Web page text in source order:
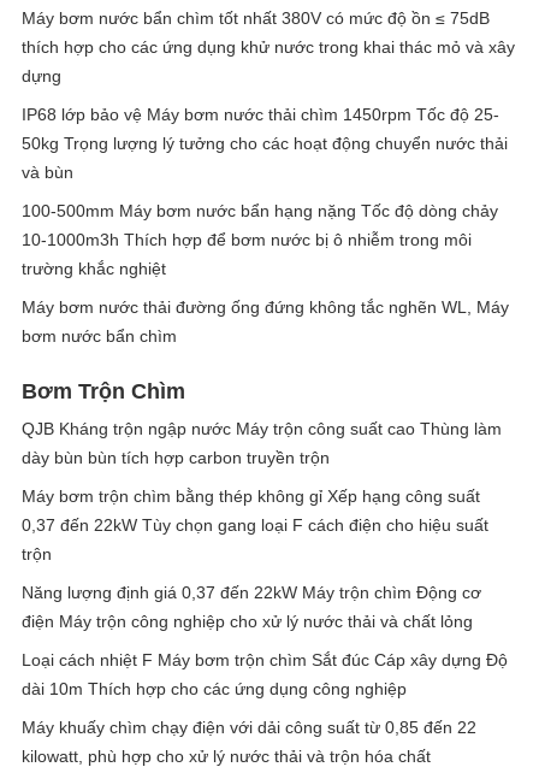
Máy bơm nước bẩn chìm tốt nhất 380V có mức độ ồn ≤ 75dB
thích hợp cho các ứng dụng khử nước trong khai thác mỏ và xây
dựng
IP68 lớp bảo vệ Máy bơm nước thải chìm 1450rpm Tốc độ 25-
50kg Trọng lượng lý tưởng cho các hoạt động chuyển nước thải
và bùn
100-500mm Máy bơm nước bẩn hạng nặng Tốc độ dòng chảy
10-1000m3h Thích hợp để bơm nước bị ô nhiễm trong môi
trường khắc nghiệt
Máy bơm nước thải đường ống đứng không tắc nghẽn WL, Máy
bơm nước bẩn chìm
Bơm Trộn Chìm
QJB Kháng trộn ngập nước Máy trộn công suất cao Thùng làm
dày bùn bùn tích hợp carbon truyền trộn
Máy bơm trộn chìm bằng thép không gỉ Xếp hạng công suất
0,37 đến 22kW Tùy chọn gang loại F cách điện cho hiệu suất
trộn
Năng lượng định giá 0,37 đến 22kW Máy trộn chìm Động cơ
điện Máy trộn công nghiệp cho xử lý nước thải và chất lỏng
Loại cách nhiệt F Máy bơm trộn chìm Sắt đúc Cáp xây dựng Độ
dài 10m Thích hợp cho các ứng dụng công nghiệp
Máy khuấy chìm chạy điện với dải công suất từ 0,85 đến 22
kilowatt, phù hợp cho xử lý nước thải và trộn hóa chất